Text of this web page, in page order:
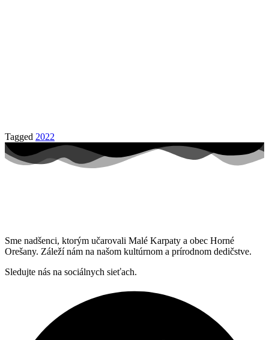
Tagged 2022
Sme nadšenci, ktorým učarovali Malé Karpaty a obec Horné
Orešany. Záleží nám na našom kultúrnom a prírodnom dedičstve.
Sledujte nás na sociálnych sieťach.